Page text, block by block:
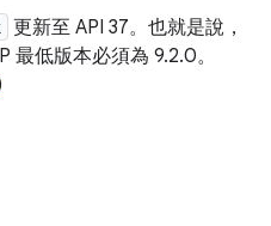
更新至 API 37。也就是說，
最低版本必須為 9.2.0。